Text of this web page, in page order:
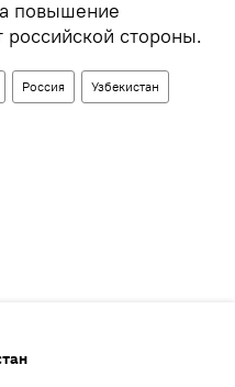
повышение
стороны.
Россия Узбекистан